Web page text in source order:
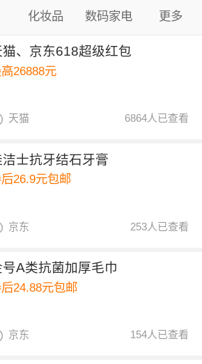
化妆品 数码家电 更多
猫、京东618超级红包
26888元
6864人已查看
天猫
洁士抗牙结石牙膏
26.9元包邮
253人已查看
京东
号A类抗菌加厚毛巾
24.88元包邮
154人已查看
京东